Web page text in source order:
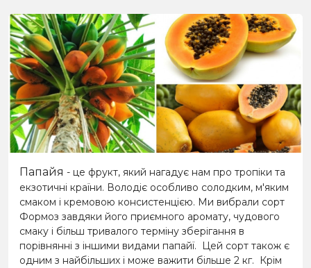
Папайя - це фрукт, який нагадує нам про тропіки та
екзотичні країни. Володіє особливо солодким, м'яким
смаком і кремовою консистенцією. Ми вибрали сорт
Формоз завдяки його приємного аромату, чудового
смаку і більш тривалого терміну зберігання в
порівнянні з іншими видами папайї.
Цей сорт також є
одним з найбільших і може важити більше 2 кг.
Крім